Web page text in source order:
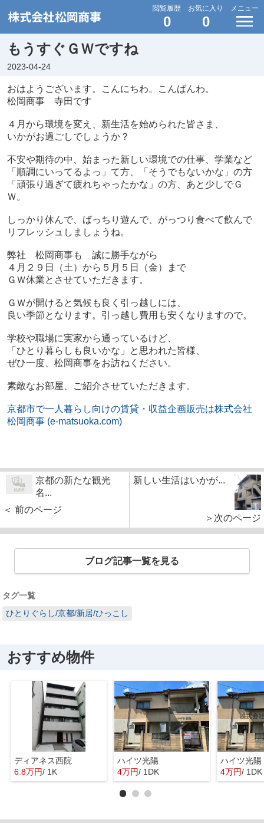
閲覧履歴
0
お気に入り
0
メニュー
もうすぐＧＷですね
2023-04-24
おはようございます。こんにちわ。こんばんわ。
松岡商事 寺田です
４月から環境を変え、新生活を始められた皆さま、
いかがお過ごしでしょうか？
不安や期待の中、始まった新しい環境での仕事、学業など
「順調にいってるよっ」て方、「そうでもないかな」の方
「頑張り過ぎて疲れちゃったかな」の方、 あと少しでＧ
Ｗ。
しっかり休んで、ばっちり遊んで、がっつり食べて飲んで
リフレッシュしましょうね。
弊社 松岡商事も 誠に勝手ながら
４月２９日（土）から５月５日（金）まで
ＧＷ休業とさせていただきます。
ＧＷが開けると気候も良く引っ越しには、
良い季節となります。引っ越し費用も安くなりますので。
学校や職場に実家から通っているけど、
「ひとり暮らしも良いかな」と思われた皆様、
ぜひ一度、松岡商事をお訪ねください。
素敵なお部屋、ご紹介させていただきます。
京都市で一人暮らし向けの賃貸・収益企画販売は株式会社
松岡商事 (e-matsuoka.com)
京都の新たな観光
名...
＜ 前のページ
新しい生活はいかが...
＞次のページ
ブログ記事一覧を見る
タグ一覧
ひとりぐらし/京都/新居/ひっこし
おすすめ物件
ディアネス西院
6.8万円/ 1K
ハイツ光陽
4万円/ 1DK
ハイツ光陽
4万円/ 1DK